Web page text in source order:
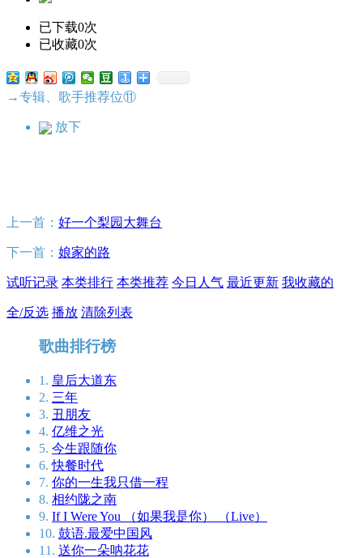
已下载0次
已收藏0次
→专辑、歌手推荐位⑪
放下
上一首： 好一个梨园大舞台
下一首： 娘家的路
试听记录 本类排行 本类推荐 今日人气 最近更新 我收藏的
全/反选 播放 清除列表
歌曲排行榜
1. 皇后大道东
2. 三年
3. 丑朋友
4. 亿维之光
5. 今生跟随你
6. 快餐时代
7. 你的一生我只借一程
8. 相约陇之南
9. If I Were You （如果我是你） （Live）
10. 鼓语.最爱中国风
11. 送你一朵呐花花